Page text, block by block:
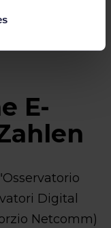
E-
Digital
Netcomm)